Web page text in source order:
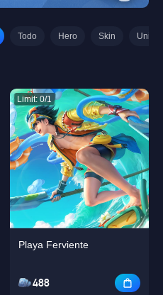
Todo Hero Skin
Limit: 0/1
Playa Ferviente
488